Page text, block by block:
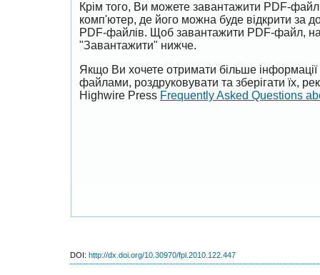
Крім того, Ви можете завантажити PDF-
комп'ютер, де його можна буде відкрити за
PDF-файлів. Щоб завантажити PDF-файл,
"Завантажити" нижче.
Якщо Ви хочете отримати більше
файлами, роздруковувати та зберігати їх,
Highwire Press Frequently Asked Questions
DOI: http://dx.doi.org/10.30970/fpl.2010.122.447